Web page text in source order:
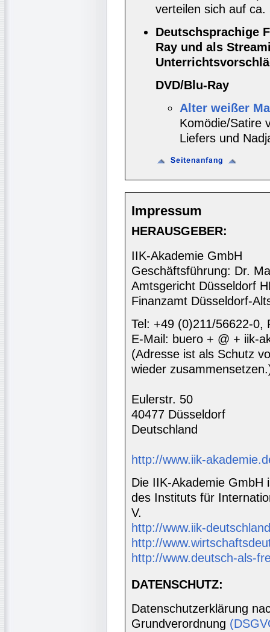
verteilen sich auf ca.
Deutschsprachige
Ray und als
DVD/Blu-Ray
Alter weißer
Komödie/Satire
Liefers und
Impressum
HERAUSGEBER:
IIK-Akademie GmbH
Geschäftsführung: Dr.
Amtsgericht Düsseldorf
Finanzamt Düsseldorf-
Tel: +49 (0)211/56622-0,
E-Mail: buero + @ + iik-
(Adresse ist als Schutz
wieder
Eulerstr. 50
40477 Düsseldorf
Deutschland
http://www.iik-
Die IIK-Akademie GmbH
des Instituts für
V.
http://www.iik-
http://
http://www.deutsch-als-
DATENSCHUTZ:
Datenschutzerklärung
Grundverordnung